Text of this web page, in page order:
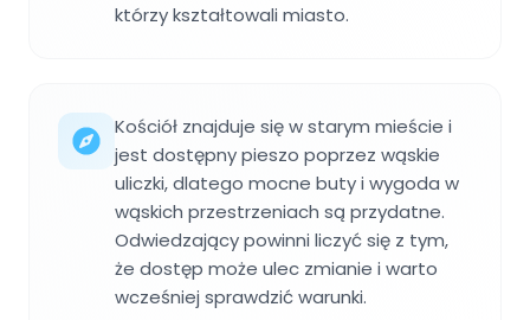
którzy kształtowali miasto.
Kościół znajduje się w starym mieście i
jest dostępny pieszo poprzez wąskie
uliczki, dlatego mocne buty i wygoda w
wąskich przestrzeniach są przydatne.
Odwiedzający powinni liczyć się z tym,
że dostęp może ulec zmianie i warto
wcześniej sprawdzić warunki.